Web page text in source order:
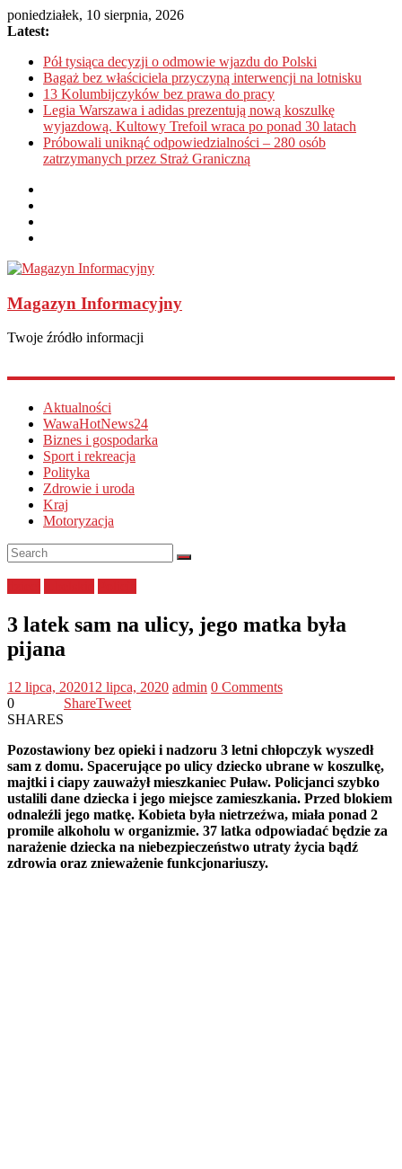
poniedziałek, 10 sierpnia, 2026
Latest:
Pół tysiąca decyzji o odmowie wjazdu do Polski
Bagaż bez właściciela przyczyną interwencji na lotnisku
13 Kolumbijczyków bez prawa do pracy
Legia Warszawa i adidas prezentują nową koszulkę
wyjazdową. Kultowy Trefoil wraca po ponad 30 latach
Próbowali uniknąć odpowiedzialności – 280 osób
zatrzymanych przez Straż Graniczną
Magazyn Informacyjny
Twoje źródło informacji
Aktualności
WawaHotNews24
Biznes i gospodarka
Sport i rekreacja
Polityka
Zdrowie i uroda
Kraj
Motoryzacja
3 latek sam na ulicy, jego matka była
pijana
12 lipca, 202012 lipca, 2020 admin 0 Comments
0
SHARES
ShareTweet
Pozostawiony bez opieki i nadzoru 3 letni chłopczyk wyszedł
sam z domu. Spacerujące po ulicy dziecko ubrane w koszulkę,
majtki i ciapy zauważył mieszkaniec Puław. Policjanci szybko
ustalili dane dziecka i jego miejsce zamieszkania. Przed blokiem
odnaleźli jego matkę. Kobieta była nietrzeźwa, miała ponad 2
promile alkoholu w organizmie. 37 latka odpowiadać będzie za
narażenie dziecka na niebezpieczeństwo utraty życia bądź
zdrowia oraz znieważenie funkcjonariuszy.